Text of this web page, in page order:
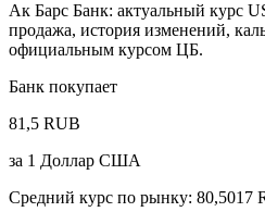
Ак Барс Банк: актуальный курс
продажа, история изменений,
официальным курсом ЦБ.
Банк покупает
81,5 RUB
за 1 Доллар США
Средний курс по рынку: 80,5017